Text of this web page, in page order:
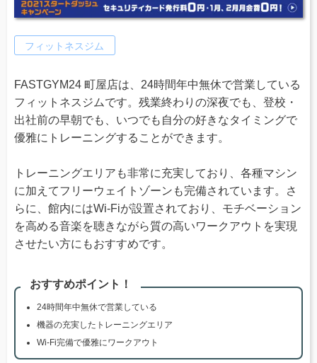
フィットネスジム
FASTGYM24 町屋店は、24時間年中無休で営業している
フィットネスジムです。残業終わりの深夜でも、登校・
出社前の早朝でも、いつでも自分の好きなタイミングで
優雅にトレーニングすることができます。
トレーニングエリアも非常に充実しており、各種マシン
に加えてフリーウェイトゾーンも完備されています。さ
らに、館内にはWi-Fiが設置されており、モチベーション
を高める音楽を聴きながら質の高いワークアウトを実現
させたい方にもおすすめです。
おすすめポイント！
24時間年中無休で営業している
機器の充実したトレーニングエリア
Wi-Fi完備で優雅にワークアウト